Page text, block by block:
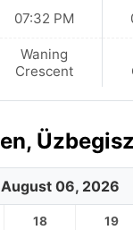
07:32 PM
Waning
Crescent
06, 2026
18 19